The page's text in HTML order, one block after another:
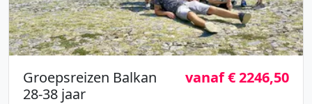
Groepsreizen Balkan
28-38 jaar
vanaf € 2246,50